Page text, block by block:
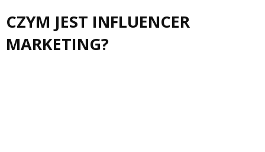
CZYM JEST INFLUENCER
MARKETING?